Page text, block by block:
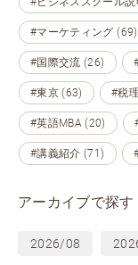
#マーケティング (69)
#国際交流 (26)
#東京 (63) #税
#英語MBA (20)
#講義紹介 (71)
アーカイブで探す
2026/08